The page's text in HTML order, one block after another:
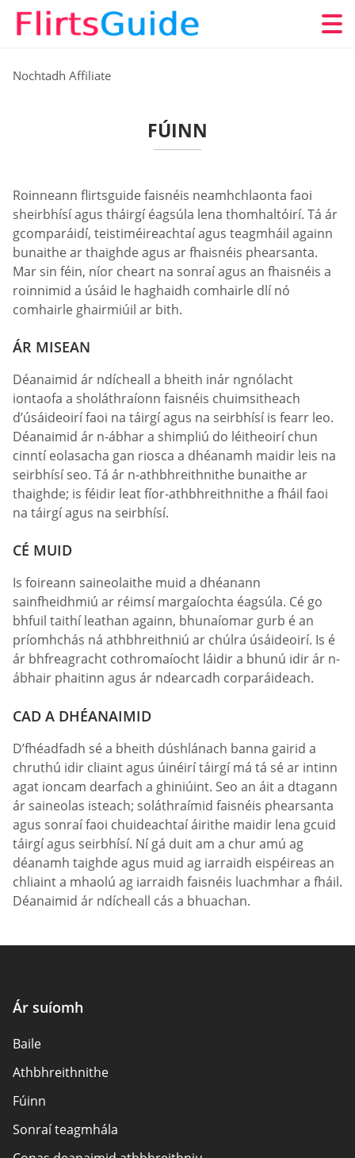
Nochtadh Affiliate
FÚINN
Roinneann flirtsguide faisnéis neamhchlaonta faoi
sheirbhísí agus tháirgí éagsúla lena thomhaltóirí. Tá ár
gcomparáidí, teistiméireachtaí agus teagmháil againn
bunaithe ar thaighde agus ar fhaisnéis phearsanta.
Mar sin féin, níor cheart na sonraí agus an fhaisnéis a
roinnimid a úsáid le haghaidh comhairle dlí nó
comhairle ghairmiúil ar bith.
ÁR MISEAN
Déanaimid ár ndícheall a bheith inár ngnólacht
iontaofa a sholáthraíonn faisnéis chuimsitheach
d’úsáideoirí faoi na táirgí agus na seirbhísí is fearr leo.
Déanaimid ár n-ábhar a shimpliú do léitheoirí chun
cinntí eolasacha gan riosca a dhéanamh maidir leis na
seirbhísí seo. Tá ár n-athbhreithnithe bunaithe ar
thaighde; is féidir leat fíor-athbhreithnithe a fháil faoi
na táirgí agus na seirbhísí.
CÉ MUID
Is foireann saineolaithe muid a dhéanann
sainfheidhmiú ar réimsí margaíochta éagsúla. Cé go
bhfuil taithí leathan againn, bhunaíomar gurb é an
príomhchás ná athbhreithniú ar chúlra úsáideoirí. Is é
ár bhfreagracht cothromaíocht láidir a bhunú idir ár n-
ábhair phaitinn agus ár ndearcadh corparáideach.
CAD A DHÉANAIMID
D’fhéadfadh sé a bheith dúshlánach banna gairid a
chruthú idir cliaint agus úinéirí táirgí má tá sé ar intinn
agat ioncam dearfach a ghiniúint. Seo an áit a dtagann
ár saineolas isteach; soláthraímid faisnéis phearsanta
agus sonraí faoi chuideachtaí áirithe maidir lena gcuid
táirgí agus seirbhísí. Ní gá duit am a chur amú ag
déanamh taighde agus muid ag iarraidh eispéireas an
chliaint a mhaolú ag iarraidh faisnéis luachmhar a fháil.
Déanaimid ár ndícheall cás a bhuachan.
Ár suíomh
Baile
Athbhreithnithe
Fúinn
Sonraí teagmhála